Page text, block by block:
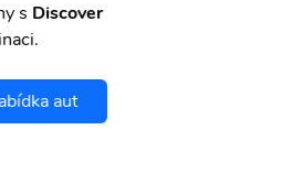
s Discover
aut